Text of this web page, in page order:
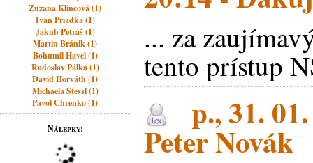
Zuzana Klincová (1)
Ivan Priadka (1)
Jakub Petráš (1)
Martin Bránik (1)
Bohumil Havel (1)
Radoslav Pálka (1)
David Horváth (1)
Michaela Stessl (1)
Pavol Chrenko (1)
Nálepky:
... za
tento prístup
p., 31.
Peter Novák